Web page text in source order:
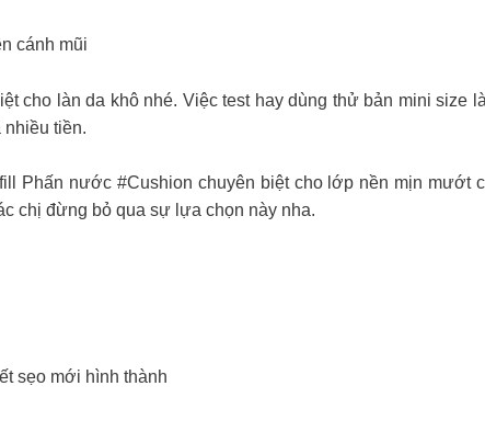
cánh mũi
cho làn da khô nhé. Việc test hay dùng thử bản mini size
tiền.
Phấn nước #Cushion chuyên biệt cho lớp nền mịn mướt
chị đừng bỏ qua sự lựa chọn này nha.
sẹo mới hình thành